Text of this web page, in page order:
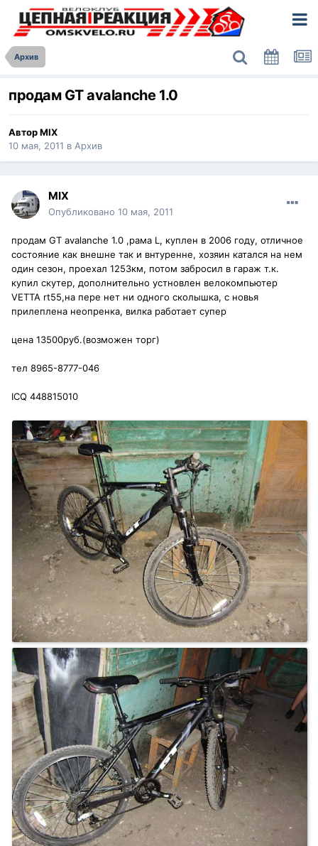
Архив
продам GT avalanche 1.0
АвторMIX
10 мая, 2011 в Архив
MIX
Опубликовано 10 мая, 2011
продам GT avalanche 1.0 ,рама L, куплен в 2006 году, отличное
состояние как внешне так и внтуренне, хозяин катался на нем
один сезон, проехал 1253км, потом забросил в гараж т.к.
купил скутер, дополнительно устновлен велокомпьютер
VETTA rt55,на пере нет ни одного сколышка, с новья
прилеплена неопренка, вилка работает супер
цена 13500руб.(возможен торг)
тел 8965-8777-046
ICQ 448815010